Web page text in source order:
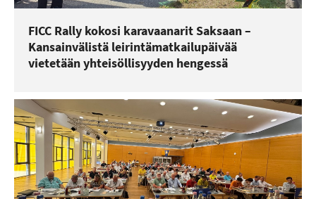
FICC Rally kokosi karavaanarit Saksaan –
Kansainvälistä leirintämatkailupäivää
vietetään yhteisöllisyyden hengessä